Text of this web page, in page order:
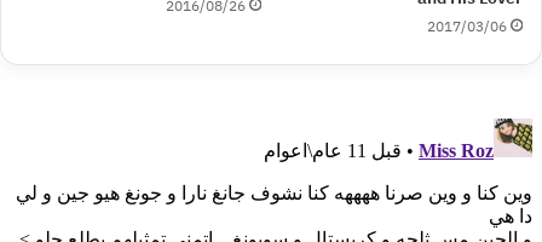
2017/03/06
2016/08/26